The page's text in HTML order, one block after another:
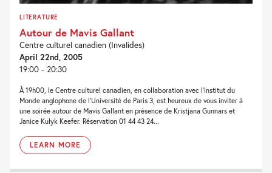
LITERATURE
Autour de Mavis Gallant
Centre culturel canadien (Invalides)
April 22nd, 2005
19:00 - 20:30
À 19h00, le Centre culturel canadien, en collaboration avec l’Institut du
Monde anglophone de l’Université de Paris 3, est heureux de vous inviter à
une soirée autour de Mavis Gallant en présence de Kristjana Gunnars et
Janice Kulyk Keefer. Réservation 01 44 43 24...
LEARN MORE